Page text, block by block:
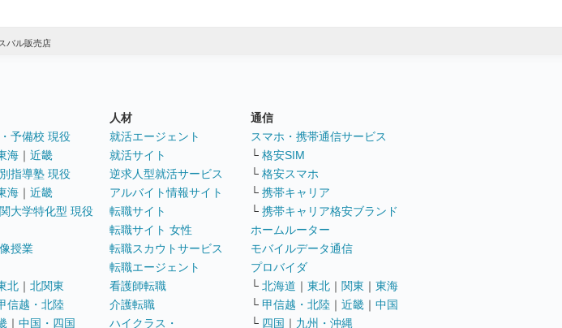
バル販売店
予備校 現役
海 ｜ 近畿
指導塾 現役
海 ｜ 近畿
大学特化型 現役
授業
北 ｜ 北関東
信越・北陸
｜ 中国・四国
人材
就活エージェント
就活サイト
逆求人型就活サービス
アルバイト情報サイト
転職サイト
転職サイト 女性
転職スカウトサービス
転職エージェント
看護師転職
介護転職
ハイクラス・
通信
スマホ・携帯通信サービス
└ 格安SIM
└ 格安スマホ
└ 携帯キャリア
└ 携帯キャリア格安ブランド
ホームルーター
モバイルデータ通信
プロバイダ
└ 北海道 ｜ 東北 ｜ 関東 ｜ 東海
└ 甲信越・北陸 ｜ 近畿 ｜ 中国
└ 四国 ｜ 九州・沖縄